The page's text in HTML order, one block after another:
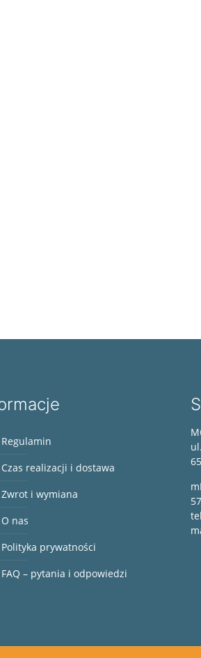
Regulamin
Czas realizacji i dostawa
Zwrot i wymiana
O nas
Polityka prywatności
FAQ – pytania i odpowiedzi